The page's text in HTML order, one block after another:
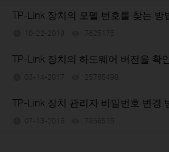
TP-Link 장치의 모델 번호를 찾는 방
10-22-2019 7625175
TP-Link 장치의 하드웨어 버전을 확
03-14-2017 25765498
TP-Link 장치 관리자 비밀번호 변경
07-13-2016 7956515